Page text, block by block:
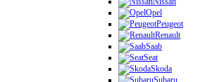
Opel
Peugeot
Renault
Saab
Seat
Skoda
Subaru